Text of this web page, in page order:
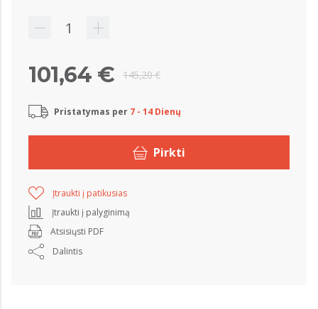
145,20 €
101,64 €
Pristatymas per 7 - 14 Dienų
Pirkti
Įtraukti į patikusias
Įtraukti į palyginimą
Atsisiųsti PDF
Dalintis